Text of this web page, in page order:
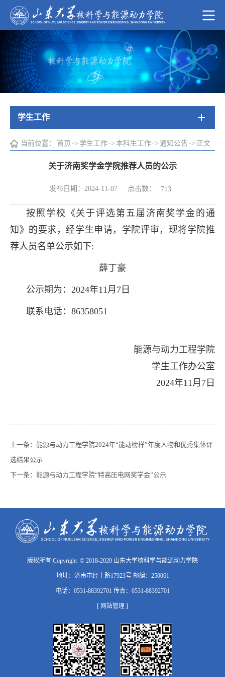
学生工作
当前位置： 首页 -> 学生工作-> 本科生工作-> 通知公告 -> 正文
关于济南奖学金学院推荐人员的公示
发布日期：2024-11-07 点击数： 713
按照学校《关于评选第五届济南奖学金的通
知》的要求，经学生申请，学院评审，现将学院推
荐人员名单公示如下:
薛丁豪
公示期为：2024年11月7日
联系电话：86358051
能源与动力工程学院
学生工作办公室
2024年11月7日
上一条： 能源与动力工程学院2024年“能动榜样”年度人物和优秀集体评
选结果公示
下一条： 能源与动力工程学院“特高压电网奖学金”公示
版权所有:Copyright © 2018-2020 山东大学核科学与能源动力学院
地址：济南市经十路17923号 邮编：250061
电话：0531-88392701 传真：0531-88392701
[ 网站管理 ]